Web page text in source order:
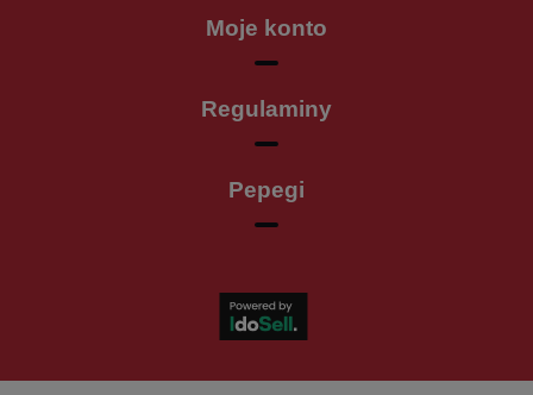
Moje konto
Regulaminy
Pepegi